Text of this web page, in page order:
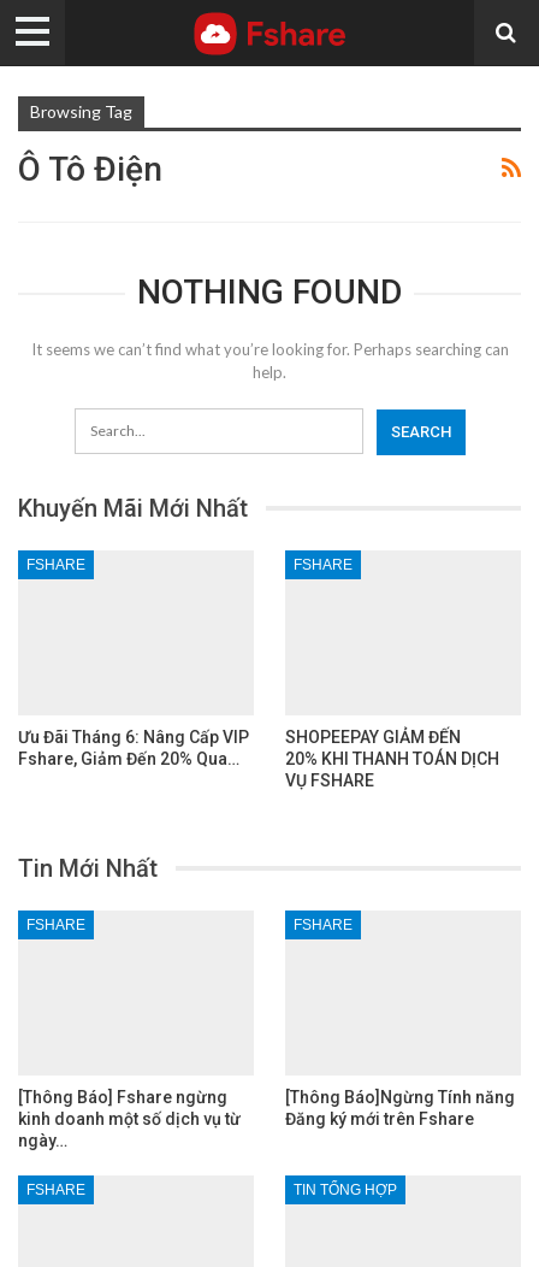
Browsing Tag
Ô Tô Điện
NOTHING FOUND
It seems we can’t find what you’re looking for. Perhaps searching can
help.
Khuyến Mãi Mới Nhất
FSHARE
Ưu Đãi Tháng 6: Nâng Cấp VIP
Fshare, Giảm Đến 20% Qua…
FSHARE
SHOPEEPAY GIẢM ĐẾN
20% KHI THANH TOÁN DỊCH
VỤ FSHARE
Tin Mới Nhất
FSHARE
[Thông Báo] Fshare ngừng
kinh doanh một số dịch vụ từ
ngày…
FSHARE
[Thông Báo]Ngừng Tính năng
Đăng ký mới trên Fshare
FSHARE TIN TỔNG HỢP